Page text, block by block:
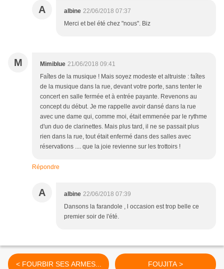
A albine 22/06/2018 07:37
Merci et bel été chez "nous". Biz
M Mimiblue 21/06/2018 09:41
Faîtes de la musique ! Mais soyez modeste et altruiste : faîtes
de la musique dans la rue, devant votre porte, sans tenter le
concert en salle fermée et à entrée payante. Revenons au
concept du début. Je me rappelle avoir dansé dans la rue
avec une dame qui, comme moi, était emmenée par le rythme
d'un duo de clarinettes. Mais plus tard, il ne se passait plus
rien dans la rue, tout était enfermé dans des salles avec
réservations .... que la joie revienne sur les trottoirs !
Répondre
A albine 22/06/2018 07:39
Dansons la farandole , l occasion est trop belle ce
premier soir de l'été.
< FOURBIR SES ARMES... FOUJITA >